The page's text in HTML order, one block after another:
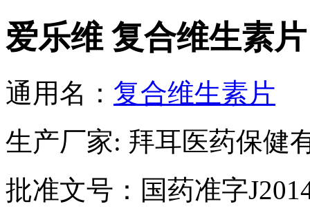
爱乐维 复合维生素片
通用名： 复合维生素片
生产厂家: 拜耳医药保健
批准文号：国药准字